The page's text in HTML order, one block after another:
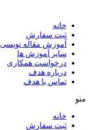
خانه
ثبت سفارش
آموزش مقاله نویسی
سایر آموزش ها
درخواست همکاری
درباره هدف
تماس با هدف
منو
خانه
ثبت سفارش